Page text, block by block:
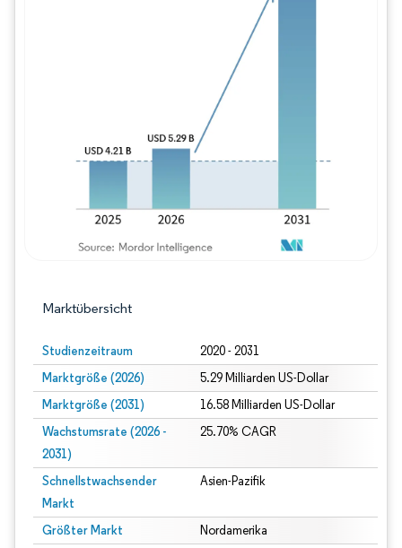
Marktübersicht
Studienzeitraum 2020 - 2031
Marktgröße (2026) 5.29 Milliarden US-Dollar
Marktgröße (2031) 16.58 Milliarden US-Dollar
Wachstumsrate (2026 -
2031)
25.70% CAGR
Schnellstwachsender
Markt
Asien-Pazifik
Größter Markt Nordamerika
Bild © Mordor Intelligence.